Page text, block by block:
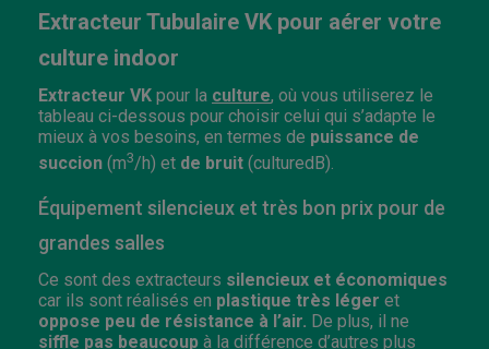
Extracteur Tubulaire VK pour aérer votre
culture indoor
Extracteur VK pour la culture, où vous utiliserez le
tableau ci-dessous pour choisir celui qui s’adapte le
mieux à vos besoins, en termes de puissance de
succion (m3/h) et de bruit (culturedB).
Équipement silencieux et très bon prix pour de
grandes salles
Ce sont des extracteurs silencieux et économiques
car ils sont réalisés en plastique très léger et
oppose peu de résistance à l’air. De plus, il ne
siffle pas beaucoup à la différence d’autres plus